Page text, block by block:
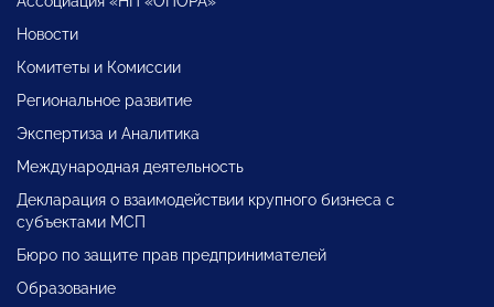
Новости
Комитеты и Комиссии
Региональное развитие
Экспертиза и Аналитика
Международная деятельность
Декларация о взаимодействии крупного бизнеса с
субъектами МСП
Бюро по защите прав предпринимателей
Образование